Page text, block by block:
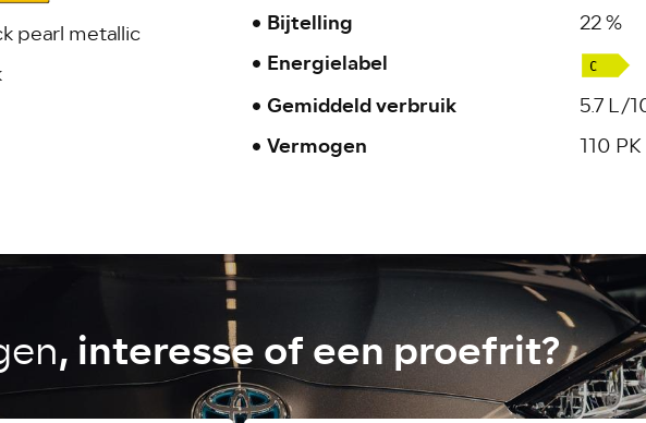
pearl metallic
Bijtelling
22 %
Energielabel
Gemiddeld verbruik
5.7 L/
Vermogen
110 PK
, interesse of een proefrit?